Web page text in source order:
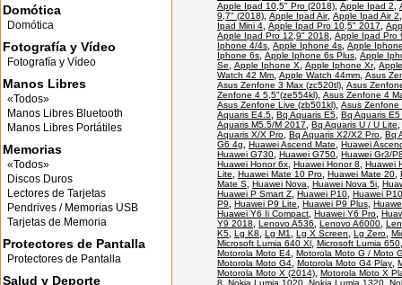
Domótica
Domótica
Fotografía y Vídeo
Fotografía y Vídeo
Manos Libres
«Todos»
Manos Libres Bluetooth
Manos Libres Portátiles
Memorias
«Todos»
Discos Duros
Lectores de Tarjetas
Pendrives / Memorias USB
Tarjetas de Memoria
Protectores de Pantalla
Protectores de Pantalla
Salud y Deporte
Apple Ipad 10,5" Pro (2018) Apple Ipad 2
9,7" (2018) Apple Ipad Air, Apple Ipad Air 2
Ipad Mini 4 Apple Ipad Pro 10,5" 2017
Apple Ipad Pro 12,9" 2018
Apple Ipad Pro
Iphone 4/4s Apple Iphone 4s Apple
Iphone 6s Apple Iphone 6s Plus Apple
Se
Apple Iphone X Apple Iphone Xr,
Watch 42 Mm Apple Watch 44mm Asus
Asus Zenfone 3 Max (zc520tl) Asus
Zenfone 4 5,5"(ze554kl) Asus Zenfone 4
Asus Zenfone Live (zb501kl) Asus Zenfone
Aquaris E4.5 Bq Aquaris E5 Bq Aquaris
Aquaris M5.5/M 2017
Bq Aquaris U / U Lite
Aquaris X/X Pro Bq Aquaris X2/X2 Pro Bq
G6 4g
Huawei Ascend Mate
Huawei
Huawei G730 Huawei G750 Huawei Gr3/
Huawei Honor 6x Huawei Honor 8
Huawei
Lite
Huawei Mate 10 Pro Huawei Mate 20
Mate S Huawei Nova Huawei Nova 5i
Huawei P Smart Z Huawei P10 Huawei
P9
Huawei P9 Lite Huawei P9 Plus
Huawei Y6 Ii Compact Huawei Y6 Pro
Y9 2018
Lenovo A536 Lenovo A6000
K5 Lg K8 Lg M1 Lg X Screen Lg Zero
Microsoft Lumia 640 Xl Microsoft Lumia 650
Motorola Moto E4 Motorola Moto G / Moto
Motorola Moto G4 Motorola Moto G4 Play
Motorola Moto X (2014) Motorola Moto X
8
Nokia Lumia 1020 Nokia Lumia 1320